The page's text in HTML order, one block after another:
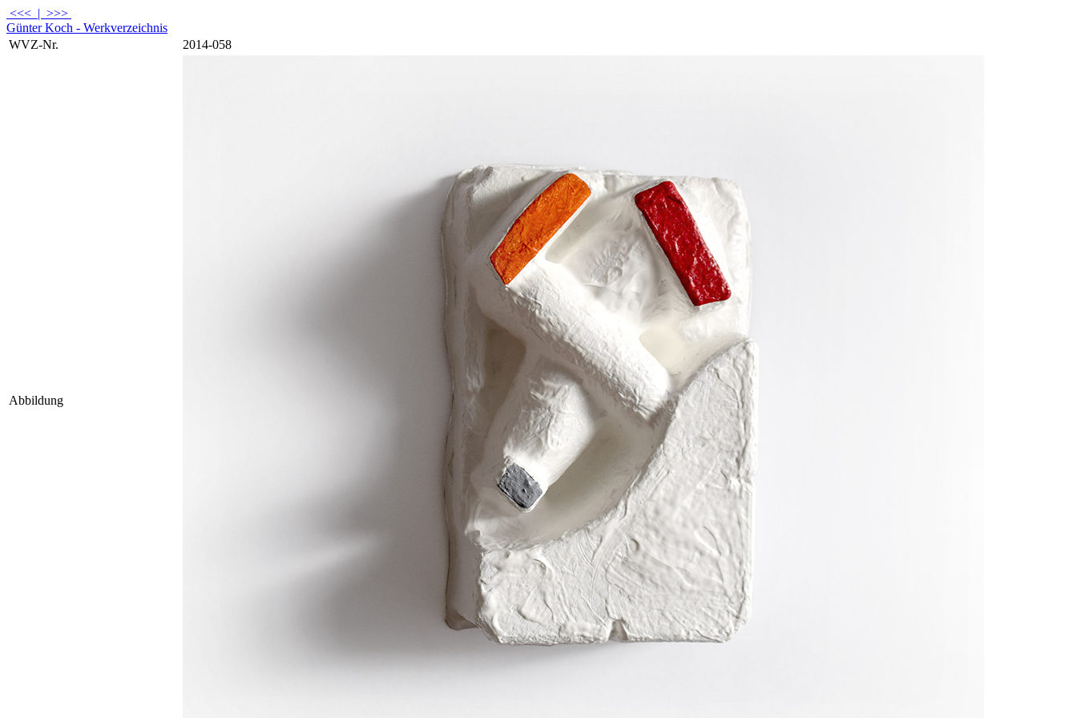
<<< | >>>
Günter Koch - Werkverzeichnis
WVZ-Nr.
2014-058
Abbildung